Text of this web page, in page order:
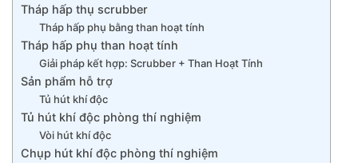
Tháp hấp thụ scrubber
Tháp hấp phụ bằng than hoạt tính
Tháp hấp phụ than hoạt tính
Giải pháp kết hợp: Scrubber + Than Hoạt Tính
Sản phẩm hỗ trợ
Tủ hút khí độc
Tủ hút khí độc phòng thí nghiệm
Vòi hút khí độc
Chụp hút khí độc phòng thí nghiệm